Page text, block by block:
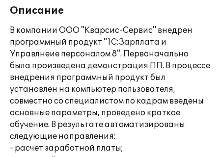
Описание
В компании ООО "Кварсис-Сервис" внедрен
программный продукт "1С:Зарплата и
Управлнеие персоналом 8". Первоначально
была произведена демонстрация ПП. В процессе
внедрения программный продукт был
установлен на компьютер пользователя,
совместно со специалистом по кадрам введены
основные параметры, проведено краткое
обучение. В результате автоматизированы
следующие направления:
- расчет заработной платы;